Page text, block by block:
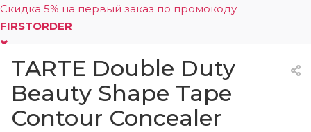
Скидка 5% на первый заказ по промокоду
FIRSTORDER
0
TARTE Double Duty
Beauty Shape Tape
Contour Concealer